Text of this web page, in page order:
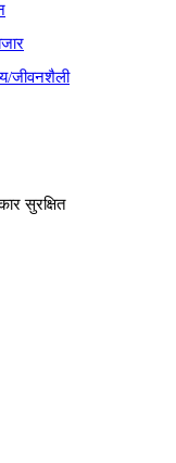
जीवनशैली
सुरक्षित